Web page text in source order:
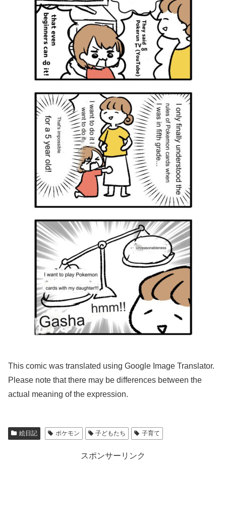
This comic was translated using Google Image Translator.
Please note that there may be differences between the
actual meaning of the expression.
絵日記 ポケモン 子どもたち 子育て
スポンサーリンク